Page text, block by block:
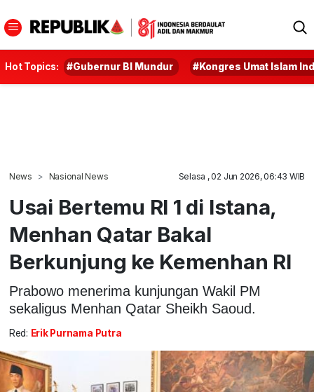
Hot Topics: #Gubernur BI Mundur #Kongres Umat Islam
News Nasional News Selasa , 02 Jun 2026, 06:43 WIB
Usai Bertemu RI 1 di Istana,
Menhan Qatar Bakal
Berkunjung ke Kemenhan RI
Prabowo menerima kunjungan Wakil PM
sekaligus Menhan Qatar Sheikh Saoud.
Red: Erik Purnama Putra